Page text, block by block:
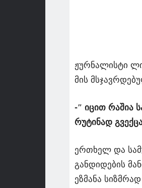
ჟურნალისტი
მის
-” იცით რაშია
რუტინად
ერთხელ და
განდიდების
ეზმანა